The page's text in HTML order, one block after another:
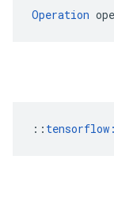
Operation
::